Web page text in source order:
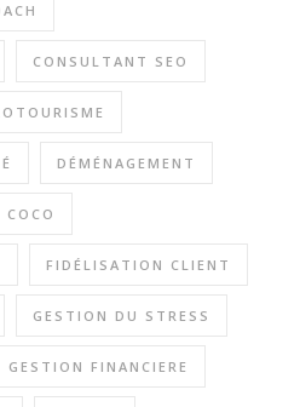
CONSULTANT SEO
DÉMÉNAGEMENT
COCO
FIDÉLISATION CLIENT
GESTION DU STRESS
GESTION FINANCIERE